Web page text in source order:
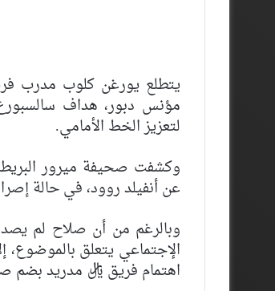
يتطلع يورغن كلوب مدرب
مؤنس دبور، هداف سالسبورغ
لتعزيز الخط الأمامي.
وكشفت صحيفة ميرور
عن أنفيلد روود، في حالة
وبالرغم من أن صلاح لم
الإجتماعي يتعلق بالموضوع،
اهتمام فريق ريال مدريد بضم